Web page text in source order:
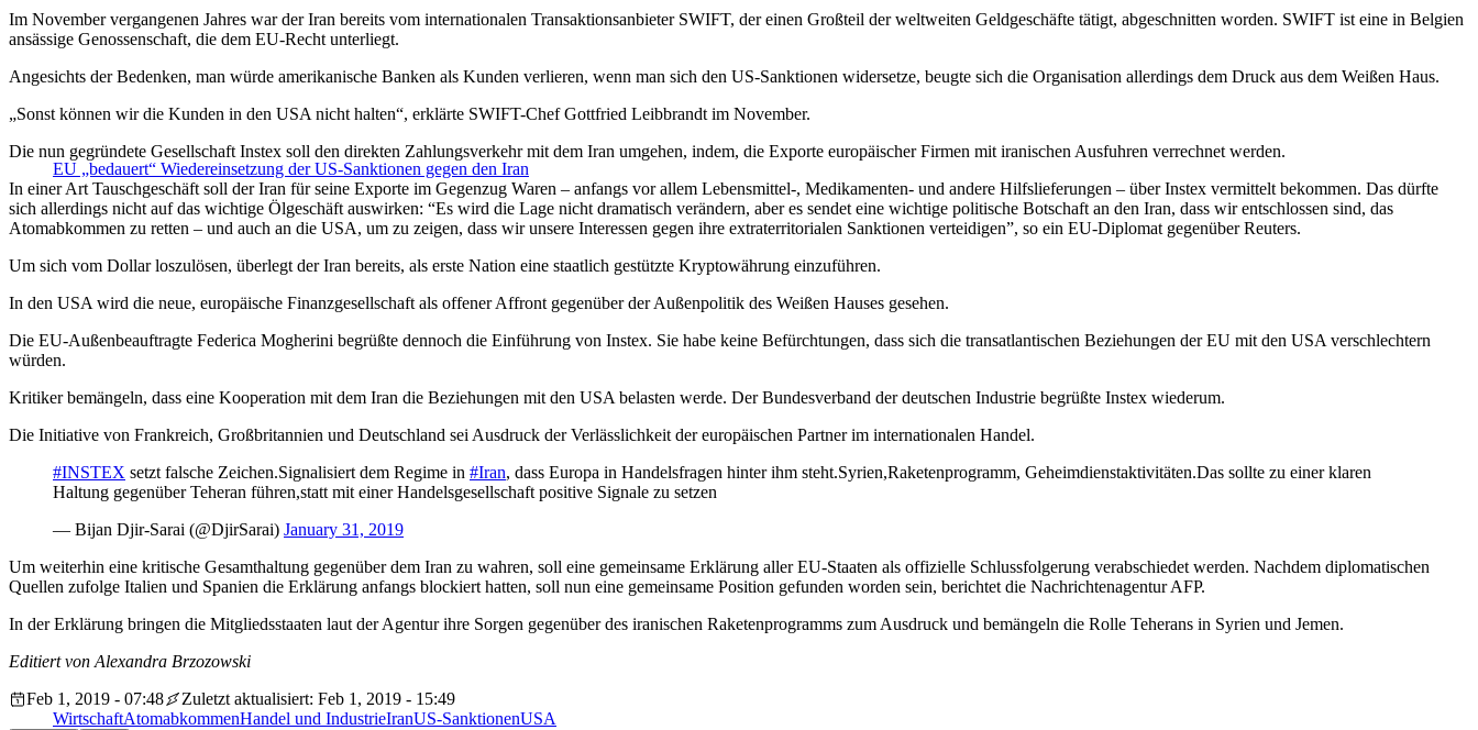
Im November vergangenen Jahres war der Iran bereits vom internationalen Transaktionsanbieter SWIFT, der einen Großteil der weltweiten Geldgeschäfte tätigt, abgeschnitten worden. SWIFT ist eine in Belgien
ansässige Genossenschaft, die dem EU-Recht unterliegt.
Angesichts der Bedenken, man würde amerikanische Banken als Kunden verlieren, wenn man sich den US-Sanktionen widersetze, beugte sich die Organisation allerdings dem Druck aus dem Weißen Haus.
„Sonst können wir die Kunden in den USA nicht halten“, erklärte SWIFT-Chef Gottfried Leibbrandt im November.
EU „bedauert“ Wiedereinsetzung der US-Sanktionen gegen den Iran
Die nun gegründete Gesellschaft Instex soll den direkten Zahlungsverkehr mit dem Iran umgehen, indem, die Exporte europäischer Firmen mit iranischen Ausfuhren verrechnet werden.
In einer Art Tauschgeschäft soll der Iran für seine Exporte im Gegenzug Waren – anfangs vor allem Lebensmittel-, Medikamenten- und andere Hilfslieferungen – über Instex vermittelt bekommen. Das dürfte
sich allerdings nicht auf das wichtige Ölgeschäft auswirken: “Es wird die Lage nicht dramatisch verändern, aber es sendet eine wichtige politische Botschaft an den Iran, dass wir entschlossen sind, das
Atomabkommen zu retten – und auch an die USA, um zu zeigen, dass wir unsere Interessen gegen ihre extraterritorialen Sanktionen verteidigen”, so ein EU-Diplomat gegenüber Reuters.
Um sich vom Dollar loszulösen, überlegt der Iran bereits, als erste Nation eine staatlich gestützte Kryptowährung einzuführen.
In den USA wird die neue, europäische Finanzgesellschaft als offener Affront gegenüber der Außenpolitik des Weißen Hauses gesehen.
Die EU-Außenbeauftragte Federica Mogherini begrüßte dennoch die Einführung von Instex. Sie habe keine Befürchtungen, dass sich die transatlantischen Beziehungen der EU mit den USA verschlechtern
würden.
Kritiker bemängeln, dass eine Kooperation mit dem Iran die Beziehungen mit den USA belasten werde. Der Bundesverband der deutschen Industrie begrüßte Instex wiederum.
Die Initiative von Frankreich, Großbritannien und Deutschland sei Ausdruck der Verlässlichkeit der europäischen Partner im internationalen Handel.
#INSTEX setzt falsche Zeichen.Signalisiert dem Regime in #Iran, dass Europa in Handelsfragen hinter ihm steht.Syrien,Raketenprogramm, Geheimdienstaktivitäten.Das sollte zu einer klaren
Haltung gegenüber Teheran führen,statt mit einer Handelsgesellschaft positive Signale zu setzen
— Bijan Djir-Sarai (@DjirSarai) January 31, 2019
Um weiterhin eine kritische Gesamthaltung gegenüber dem Iran zu wahren, soll eine gemeinsame Erklärung aller EU-Staaten als offizielle Schlussfolgerung verabschiedet werden. Nachdem diplomatischen
Quellen zufolge Italien und Spanien die Erklärung anfangs blockiert hatten, soll nun eine gemeinsame Position gefunden worden sein, berichtet die Nachrichtenagentur AFP.
In der Erklärung bringen die Mitgliedsstaaten laut der Agentur ihre Sorgen gegenüber des iranischen Raketenprogramms zum Ausdruck und bemängeln die Rolle Teherans in Syrien und Jemen.
Editiert von Alexandra Brzozowski
Feb 1, 2019 - 07:48
Zuletzt aktualisiert: Feb 1, 2019 - 15:49
WirtschaftAtomabkommenHandel und IndustrieIranUS-SanktionenUSA